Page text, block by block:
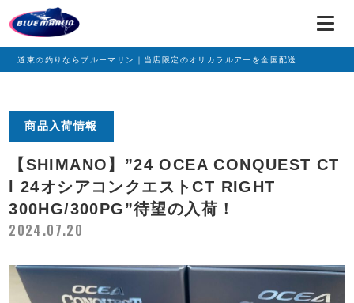
道東の釣りならブルーマリン｜当店限定のオリカラルアーを全国配送
商品入荷情報
【SHIMANO】”24 OCEA CONQUEST CT
l 24オシアコンクエストCT RIGHT
300HG/300PG”待望の入荷！
2024.07.20